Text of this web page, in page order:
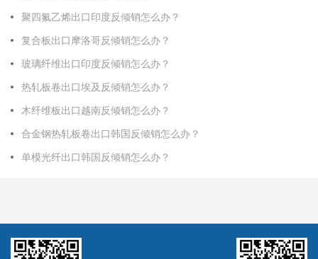
聚四氟乙烯出口印度反倾销怎么办？
复合板出口摩洛哥反倾销怎么办？
玻璃纤维出口印度反倾销怎么办？
热轧板卷出口埃及反倾销怎么办？
木纤维板出口越南反倾销怎么办？
合金钢热轧板卷出口韩国反倾销怎么办？
单模光纤出口韩国反倾销怎么办？